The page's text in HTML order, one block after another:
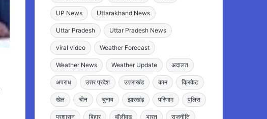
UP News Uttarakhand News
Uttar Pradesh Uttar Pradesh News
viral video Weather Forecast
Weather News Weather Update अदालत
अपराध उत्तर प्रदेश उत्तराखंड काम क्रिकेट
खेल चीन चुनाव झारखंड परिणाम पुलिस
प्रशासन बिहार बॉलीवुड भारत राजनीति